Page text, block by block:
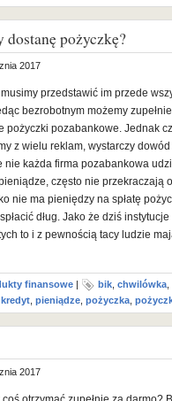
dostanę pożyczkę?
2017
przedstawić im przede
bezrobotnym możemy
pożyczki pozabankowe. Jednak
z wielu reklam, wystarczy
każda firma pozabankowa
często nie przekraczają
nie ma pieniędzy na spłatę
dług. Jako że dziś
to i z pewnością tacy ludzie
finansowe | bik chwilówka
kredyt pieniądze pożyczka
2017